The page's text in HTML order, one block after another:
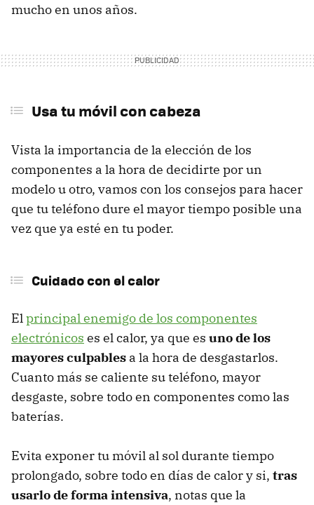
mucho en unos años.
Usa tu móvil con cabeza
Vista la importancia de la elección de los
componentes a la hora de decidirte por un
modelo u otro, vamos con los consejos para hacer
que tu teléfono dure el mayor tiempo posible una
vez que ya esté en tu poder.
Cuidado con el calor
Elprincipal enemigo de los componentes
electrónicos es el calor, ya que es uno de los
mayores culpables a la hora de desgastarlos.
Cuanto más se caliente su teléfono, mayor
desgaste, sobre todo en componentes como las
baterías.
Evita exponer tu móvil al sol durante tiempo
prolongado, sobre todo en días de calor y si, tras
usarlo de forma intensiva, notas que la